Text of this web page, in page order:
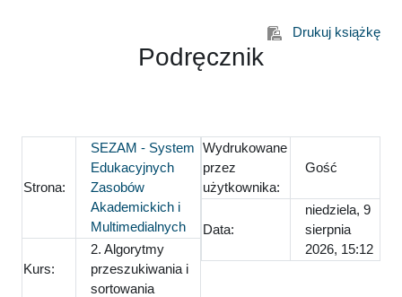
Drukuj książkę
Podręcznik
Strona:
SEZAM - System
Edukacyjnych
Zasobów
Akademickich i
Multimedialnych
Kurs:
2. Algorytmy
przeszukiwania i
sortowania
Wydrukowane
przez
użytkownika:
Gość
Data:
niedziela, 9
sierpnia
2026, 15:12